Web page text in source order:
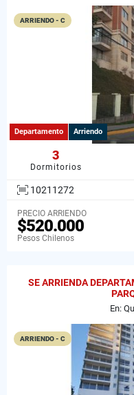
ARRIENDO - C
Departamento Arriendo
3
Dormitorios
10211272
PRECIO ARRIENDO
$520.000
Pesos Chilenos
SE ARRIENDA
En:
ARRIENDO - C